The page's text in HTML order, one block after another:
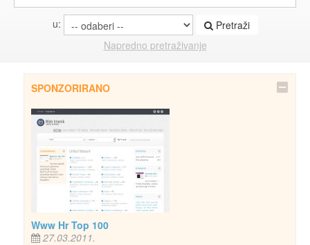
u:
Pretraži
Napredno pretraživanje
SPONZORIRANO
Www Hr Top 100
27.03.2011.